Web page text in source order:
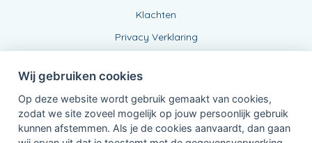
Klachten
Privacy Verklaring
Wij gebruiken cookies
Op deze website wordt gebruik gemaakt van cookies,
zodat we site zoveel mogelijk op jouw persoonlijk gebruik
kunnen afstemmen. Als je de cookies aanvaardt, dan gaan